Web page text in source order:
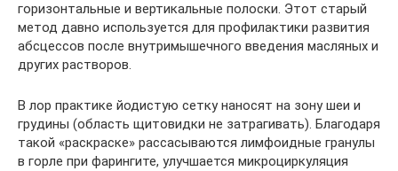
горизонтальные и вертикальные полоски. Этот старый
метод давно используется для профилактики развития
абсцессов после внутримышечного введения масляных и
других растворов.
В лор практике йодистую сетку наносят на зону шеи и
грудины (область щитовидки не затрагивать). Благодаря
такой «раскраске» рассасываются лимфоидные гранулы
в горле при фарингите, улучшается микроциркуляция